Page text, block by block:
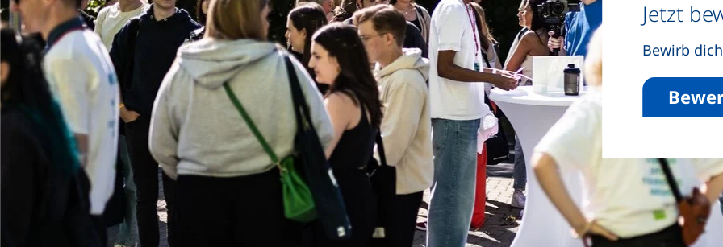
Jetzt
Bewirb